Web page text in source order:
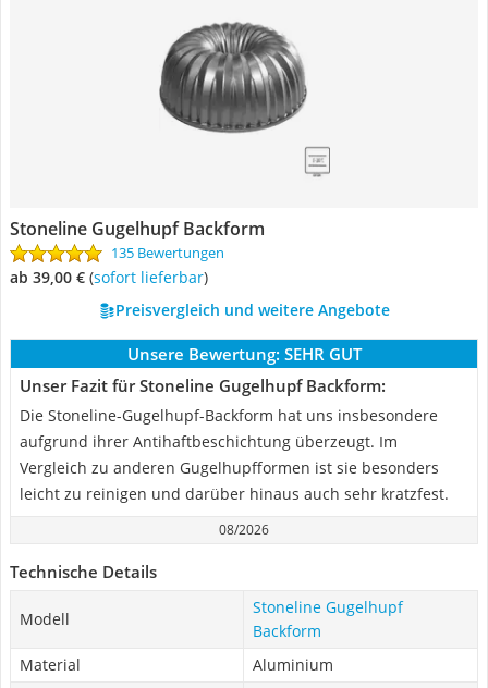
Stoneline Gugelhupf Backform
135 Bewertungen
ab 39,00 € ( Sofort lieferbar)
Preisvergleich und weitere Angebote
Unsere Bewertung: SEHR GUT
Unser Fazit für Stoneline Gugelhupf Backform:
Die Stoneline-Gugelhupf-Backform hat uns insbesondere
aufgrund ihrer Antihaftbeschichtung überzeugt. Im
Vergleich zu anderen Gugelhupfformen ist sie besonders
leicht zu reinigen und darüber hinaus auch sehr kratzfest.
08/2026
Technische Details
Modell
Stoneline Gugelhupf
Backform
Material
Aluminium